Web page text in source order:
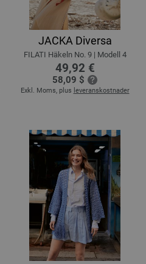
JACKA Diversa
FILATI Häkeln No. 9 | Modell 4
49,92 €
58,09 $
Exkl. Moms, plus leveranskostnader